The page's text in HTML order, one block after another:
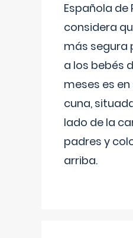
Española de
considera
más segura
a los bebés
meses es
cuna,
lado de la
padres y
arriba.